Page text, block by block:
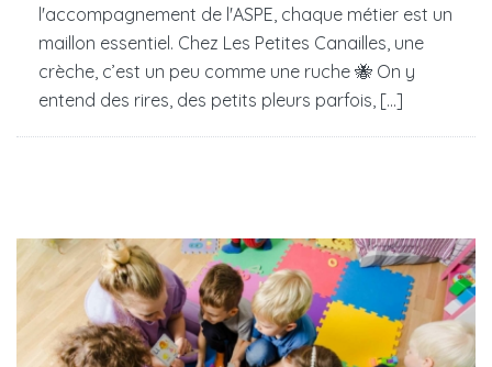
l'accompagnement de l'ASPE, chaque métier est un
maillon essentiel. Chez Les Petites Canailles, une
crèche, c’est un peu comme une ruche 🐝 On y
entend des rires, des petits pleurs parfois, [...]